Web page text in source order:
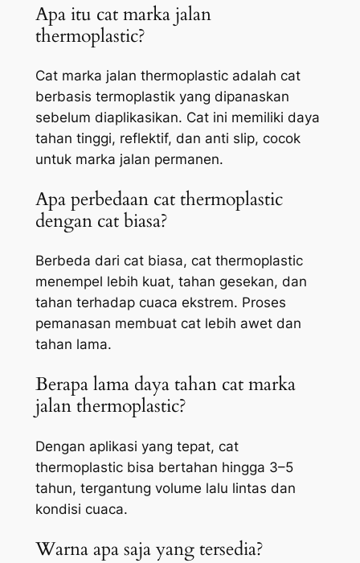
Apa itu cat marka jalan
thermoplastic?
Cat marka jalan thermoplastic adalah cat
berbasis termoplastik yang dipanaskan
sebelum diaplikasikan. Cat ini memiliki daya
tahan tinggi, reflektif, dan anti slip, cocok
untuk marka jalan permanen.
Apa perbedaan cat thermoplastic
dengan cat biasa?
Berbeda dari cat biasa, cat thermoplastic
menempel lebih kuat, tahan gesekan, dan
tahan terhadap cuaca ekstrem. Proses
pemanasan membuat cat lebih awet dan
tahan lama.
Berapa lama daya tahan cat marka
jalan thermoplastic?
Dengan aplikasi yang tepat, cat
thermoplastic bisa bertahan hingga 3–5
tahun, tergantung volume lalu lintas dan
kondisi cuaca.
Warna apa saja yang tersedia?